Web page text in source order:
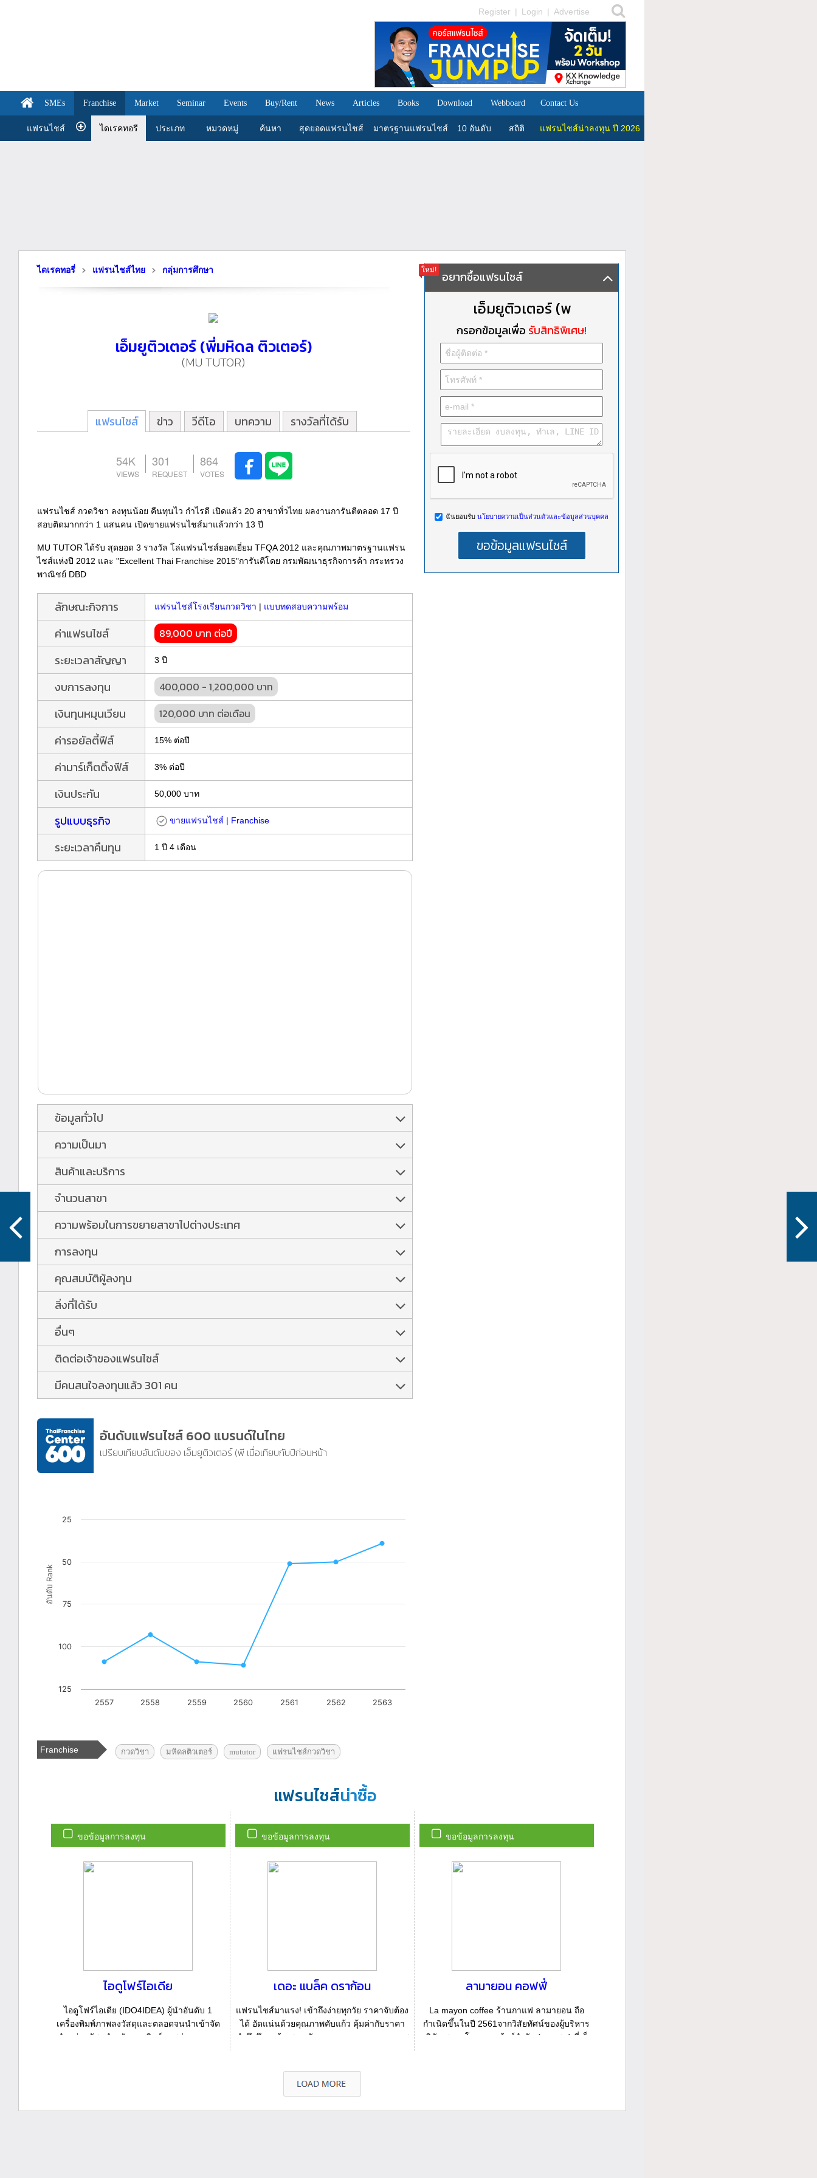
Register | Login | Advertise
SMEs Franchise Market Seminar Events Buy/Rent News Articles Books Download Webboard Contact Us
แฟรนไชส์ ไดเรคทอรี ประเภท หมวดหมู่ ค้นหา สุดยอดแฟรนไชส์ มาตรฐานแฟรนไชส์ 10 อันดับ สถิติ แฟรนไชส์น่าลงทุน ปี 2026
ไดเรคทอรี่ แฟรนไชส์ไทย กลุ่มการศึกษา
เอ็มยูติวเตอร์ (พี่มหิดล ติวเตอร์)
(MU TUTOR)
แฟรนไชส์ ข่าว วีดีโอ บทความ รางวัลที่ได้รับ
54K 301 864
แฟรนไชส์ กวดวิชา ลงทุนน้อย คืนทุนไว กำไรดี เปิดแล้ว 20 สาขาทั่วไทย ผลงานการันตีตลอด 17 ปี
สอบติดมากกว่า 1 แสนคน เปิดขายแฟรนไชส์มาแล้วกว่า 13 ปี
MU TUTOR ได้รับ สุดยอด 3 รางวัล โล่แฟรนไชส์ยอดเยี่ยม TFQA 2012 และคุณภาพมาตรฐานแฟรน
ไชส์แห่งปี 2012 และ "Excellent Thai Franchise 2015"การันตีโดย กรมพัฒนาธุรกิจการค้า กระทรวง
พาณิชย์ DBD
ลักษณะกิจการ แฟรนไชส์โรงเรียนกวดวิชา | แบบทดสอบความพร้อม
ค่าแฟรนไชส์ 89,000 บาท ต่อปี
ระยะเวลาสัญญา 3 ปี
งบการลงทุน 400,000 - 1,200,000 บาท
เงินทุนหมุนเวียน 120,000 บาท ต่อเดือน
ค่ารอยัลตี้ฟีส์ 15% ต่อปี
ค่ามาร์เก็ตติ้งฟีส์ 3% ต่อปี
เงินประกัน 50,000 บาท
รูปแบบธุรกิจ ขายแฟรนไชส์ | Franchise
ระยะเวลาคืนทุน 1 ปี 4 เดือน
ข้อมูลทั่วไป
ความเป็นมา
สินค้าและบริการ
จำนวนสาขา
ความพร้อมในการขยายสาขาไปต่างประเทศ
การลงทุน
คุณสมบัติผู้ลงทุน
สิ่งที่ได้รับ
อื่นๆ
ติดต่อเจ้าของแฟรนไชส์
มีคนสนใจลงทุนแล้ว 301 คน
อันดับแฟรนไชส์ 600 แบรนด์ในไทย
เปรียบเทียบอันดับของ เอ็มยูติวเตอร์ (พี เมื่อเทียบกับปีก่อนหน้า
Franchise
กวดวิชา มหิดลติวเตอร์ mututor แฟรนไชส์กวดวิชา
ใหม่! อยากซื้อแฟรนไชส์
เอ็มยูติวเตอร์ (พ
กรอกข้อมูลเพื่อ รับสิทธิพิเศษ!
ฉันยอมรับ นโยบายความเป็นส่วนตัวและข้อมูลส่วนบุคคล
แฟรนไชส์น่าซื้อ
ขอข้อมูลการลงทุน
ไอดูโฟร์ไอเดีย
ไอดูโฟร์ไอเดีย (IDO4IDEA) ผู้นำอันดับ 1
เครื่องพิมพ์ภาพลงวัสดุและตลอดจนนำเข้าจัด
จำหน่ายวัสดุสำหรับงานพิมพ์ภาพต่าง ๆ ครบ
ขอข้อมูลการลงทุน
เดอะ แบล็ค ดราก้อน
แฟรนไชส์มาแรง! เข้าถึงง่ายทุกวัย ราคาจับต้อง
ได้ อัดแน่นด้วยคุณภาพคับแก้ว คุ้มค่ากับราคา
คำนึงถึงลูกค้าเสมอ รักษามาตรฐานและคุณภาพ
ขอข้อมูลการลงทุน
ลามายอน คอฟฟี่
La mayon coffee ร้านกาแฟ ลามายอน ถือ
กำเนิดขึ้นในปี 2561จากวิสัยทัศน์ของผู้บริหาร
บริษัท สยามโกลบอลเฮ้าส์จำกัด (มหาชน) ที่เล็ง